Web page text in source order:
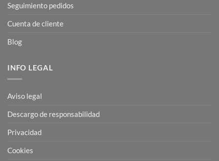
Seguimiento pedidos
Cuenta de cliente
Blog
INFO LEGAL
Aviso legal
Descargo de responsabilidad
Privacidad
Cookies